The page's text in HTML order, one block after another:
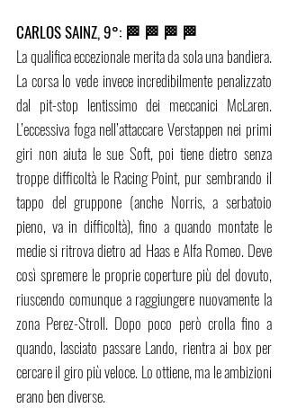
CARLOS SAINZ, 9°: 🏁 🏁 🏁 🏁
La qualifica eccezionale merita da sola una bandiera.
La corsa lo vede invece incredibilmente penalizzato
dal pit-stop lentissimo dei meccanici McLaren.
L’eccessiva foga nell’attaccare Verstappen nei primi
giri non aiuta le sue Soft, poi tiene dietro senza
troppe difficoltà le Racing Point, pur sembrando il
tappo del gruppone (anche Norris, a serbatoio
pieno, va in difficoltà), fino a quando montate le
medie si ritrova dietro ad Haas e Alfa Romeo. Deve
così spremere le proprie coperture più del dovuto,
riuscendo comunque a raggiungere nuovamente la
zona Perez-Stroll. Dopo poco però crolla fino a
quando, lasciato passare Lando, rientra ai box per
cercare il giro più veloce. Lo ottiene, ma le ambizioni
erano ben diverse.